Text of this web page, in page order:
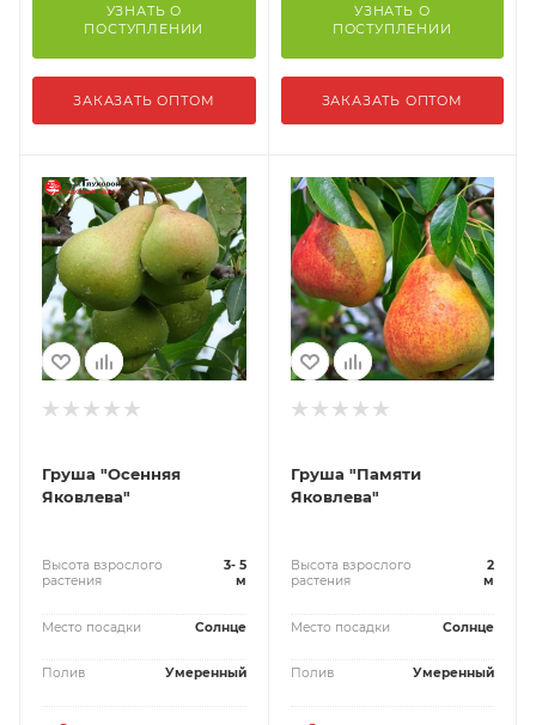
УЗНАТЬ О
ПОСТУПЛЕНИИ
ЗАКАЗАТЬ ОПТОМ
УЗНАТЬ О
ПОСТУПЛЕНИИ
ЗАКАЗАТЬ ОПТОМ
Груша "Осенняя
Яковлева"
Высота взрослого
растения
3- 5
м
Место посадки Солнце
Полив Умеренный
Груша "Памяти
Яковлева"
Высота взрослого
растения
2
м
Место посадки Солнце
Полив Умеренный